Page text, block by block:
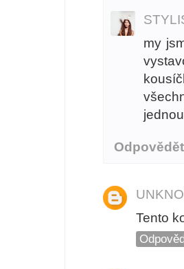
my
Odpovědět
Tento